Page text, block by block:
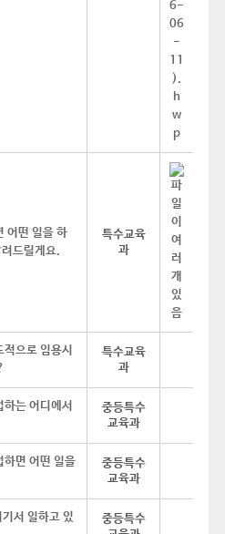
어떤 일을 하
드릴게요.
특수교육
과
으로 임용시
특수교육
과
는 어디에서
중등특수
교육과
하면 어떤 일을
중등특수
교육과
서 일하고 있
중등특수